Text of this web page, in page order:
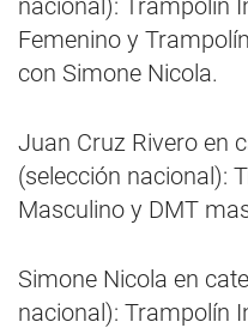
nacional): Trampolín
Femenino y
con Simone Nicola.
Juan Cruz Rivero en
(selección nacional):
Masculino y DMT
Simone Nicola en
nacional): Trampolín